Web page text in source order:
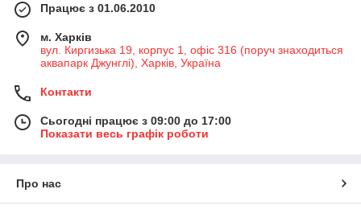
Працює з 01.06.2010
м. Харків
вул. Киргизька 19, корпус 1, офіс 316 (поруч знаходиться
аквапарк Джунглі), Харків, Україна
Контакти
Сьогодні працює з 09:00 до 17:00
Показати весь графік роботи
Про нас